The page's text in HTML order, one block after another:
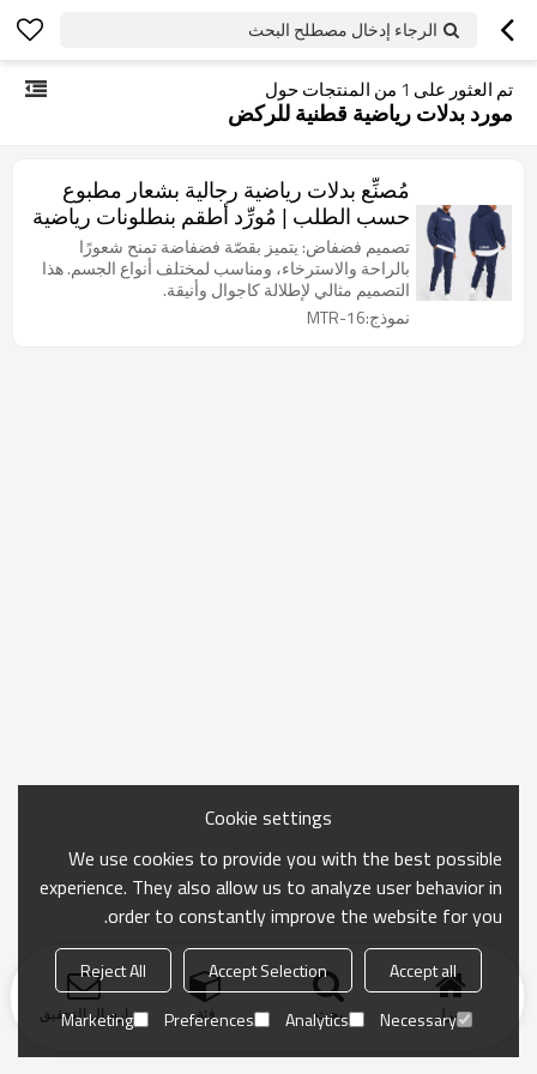
الرجاء إدخال مصطلح البحث
تم العثور على 1 من المنتجات حول
مورد بدلات رياضية قطنية للركض
مُصنِّع بدلات رياضية رجالية بشعار مطبوع
حسب الطلب | مُورِّد أطقم بنطلونات رياضية
وهودي سادة
تصميم فضفاض: يتميز بقصّة فضفاضة تمنح شعورًا
بالراحة والاسترخاء، ومناسب لمختلف أنواع الجسم. هذا
التصميم مثالي لإطلالة كاجوال وأنيقة.
نموذج:MTR-16
منزل بحث فئة ارسال التحقيق
Cookie settings
We use cookies to provide you with the best possible
experience. They also allow us to analyze user behavior in
order to constantly improve the website for you.
Accept all
Accept Selection
Reject All
Necessary
Analytics
Preferences
Marketing